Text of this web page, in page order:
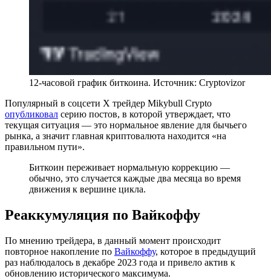
12-часовой график биткоина. Источник: Cryptovizor
Популярный в соцсети X трейдер Mikybull Crypto
опубликовал серию постов, в которой утверждает, что
текущая ситуация — это нормальное явление для бычьего
рынка, а значит главная криптовалюта находится «на
правильном пути».
Биткоин переживает нормальную коррекцию —
обычно, это случается каждые два месяца во время
движения к вершине цикла.
Реаккумуляция по Вайкоффу
По мнению трейдера, в данный момент происходит
повторное накопление по Вайкоффу, которое в предыдущий
раз наблюдалось в декабре 2023 года и привело актив к
обновлению исторического максимума.